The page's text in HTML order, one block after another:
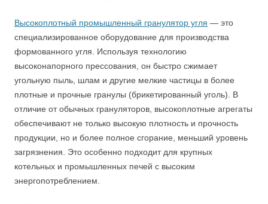
Высокоплотный промышленный гранулятор угля — это
специализированное оборудование для производства
формованного угля. Используя технологию
высоконапорного прессования, он быстро сжимает
угольную пыль, шлам и другие мелкие частицы в более
плотные и прочные гранулы (брикетированный уголь). В
отличие от обычных грануляторов, высокоплотные агрегаты
обеспечивают не только высокую плотность и прочность
продукции, но и более полное сгорание, меньший уровень
загрязнения. Это особенно подходит для крупных
котельных и промышленных печей с высоким
энергопотреблением.